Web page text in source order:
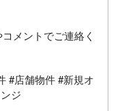
メントでご連絡く
#店舗物件 #新規オ
ジ